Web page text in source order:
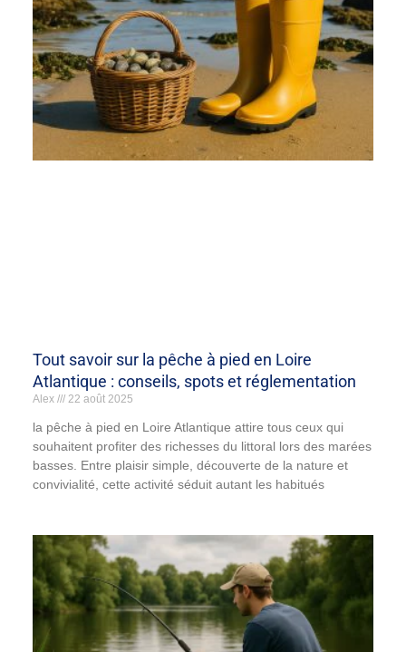
Tout savoir sur la pêche à pied en Loire
Atlantique : conseils, spots et réglementation
Alex 22 août 2025
la pêche à pied en Loire Atlantique attire tous ceux qui
souhaitent profiter des richesses du littoral lors des marées
basses. Entre plaisir simple, découverte de la nature et
convivialité, cette activité séduit autant les habitués